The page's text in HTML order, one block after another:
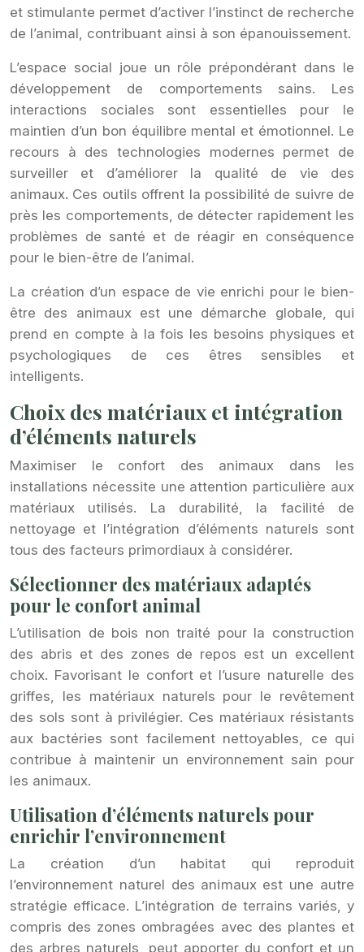
et stimulante permet d’activer l’instinct de recherche
de l’animal, contribuant ainsi à son épanouissement.
L’espace social joue un rôle prépondérant dans le
développement de comportements sains. Les
interactions sociales sont essentielles pour le
maintien d’un bon équilibre mental et émotionnel. Le
recours à des technologies modernes permet de
surveiller et d’améliorer la qualité de vie des
animaux. Ces outils offrent la possibilité de suivre de
près les comportements, de détecter rapidement les
problèmes de santé et de réagir en conséquence
pour le bien-être de l’animal.
La création d’un espace de vie enrichi pour le bien-
être des animaux est une démarche globale, qui
prend en compte à la fois les besoins physiques et
psychologiques de ces êtres sensibles et
intelligents.
Choix des matériaux et intégration
d’éléments naturels
Maximiser le confort des animaux dans les
installations nécessite une attention particulière aux
matériaux utilisés. La durabilité, la facilité de
nettoyage et l’intégration d’éléments naturels sont
tous des facteurs primordiaux à considérer.
Sélectionner des matériaux adaptés
pour le confort animal
L’utilisation de bois non traité pour la construction
des abris et des zones de repos est un excellent
choix. Favorisant le confort et l’usure naturelle des
griffes, les matériaux naturels pour le revêtement
des sols sont à privilégier. Ces matériaux résistants
aux bactéries sont facilement nettoyables, ce qui
contribue à maintenir un environnement sain pour
les animaux.
Utilisation d’éléments naturels pour
enrichir l’environnement
La création d’un habitat qui reproduit
l’environnement naturel des animaux est une autre
stratégie efficace. L’intégration de terrains variés, y
compris des zones ombragées avec des plantes et
des arbres naturels, peut apporter du confort et un